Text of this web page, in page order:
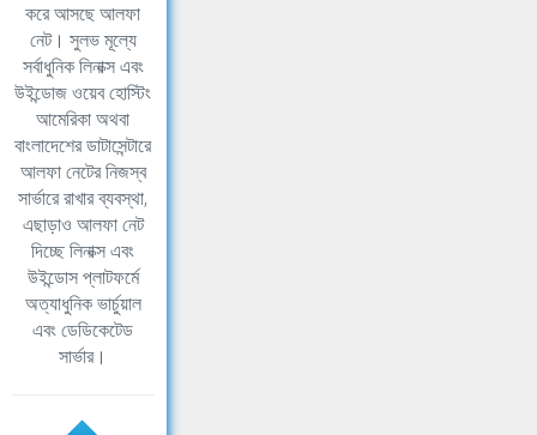
করে আসছে আলফা
নেট। সুলভ মূল্যে
সর্বাধুনিক লিনাক্স এবং
উইন্ডোজ ওয়েব হোস্টিং
আমেরিকা অথবা
বাংলাদেশের ডাটাসেন্টারে
আলফা নেটের নিজস্ব
সার্ভারে রাখার ব্যবস্থা,
এছাড়াও আলফা নেট
দিচ্ছে লিনাক্স এবং
উইন্ডোস প্লাটফর্মে
অত্যাধুনিক ভার্চুয়াল
এবং ডেডিকেটেড
সার্ভার।